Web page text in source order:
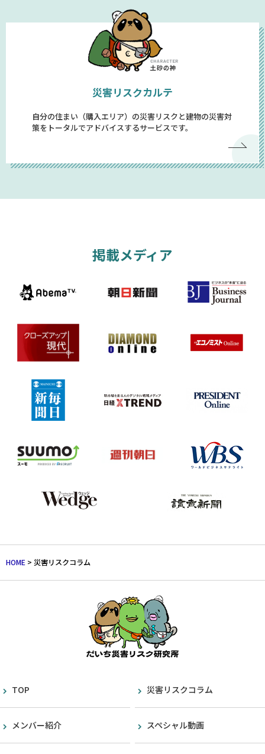
災害リスクカルテ
自分の住まい（購入エリア）の災害リスクと建物の災害対
策をトータルでアドバイスするサービスです。
掲載メディア
HOME > 災害リスクコラム
TOP 災害リスクコラム
メンバー紹介 スペシャル動画